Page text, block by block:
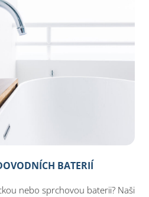
BATERIÍ
nebo sprchovou baterii? Naši